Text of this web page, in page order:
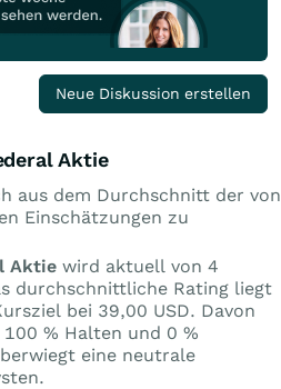
Neue Diskussion erstellen
Aktie
aus dem Durchschnitt der von
Einschätzungen zu
Aktie wird aktuell von 4
durchschnittliche Rating liegt
bei 39,00 USD. Davon
% Halten und 0 %
eine neutrale